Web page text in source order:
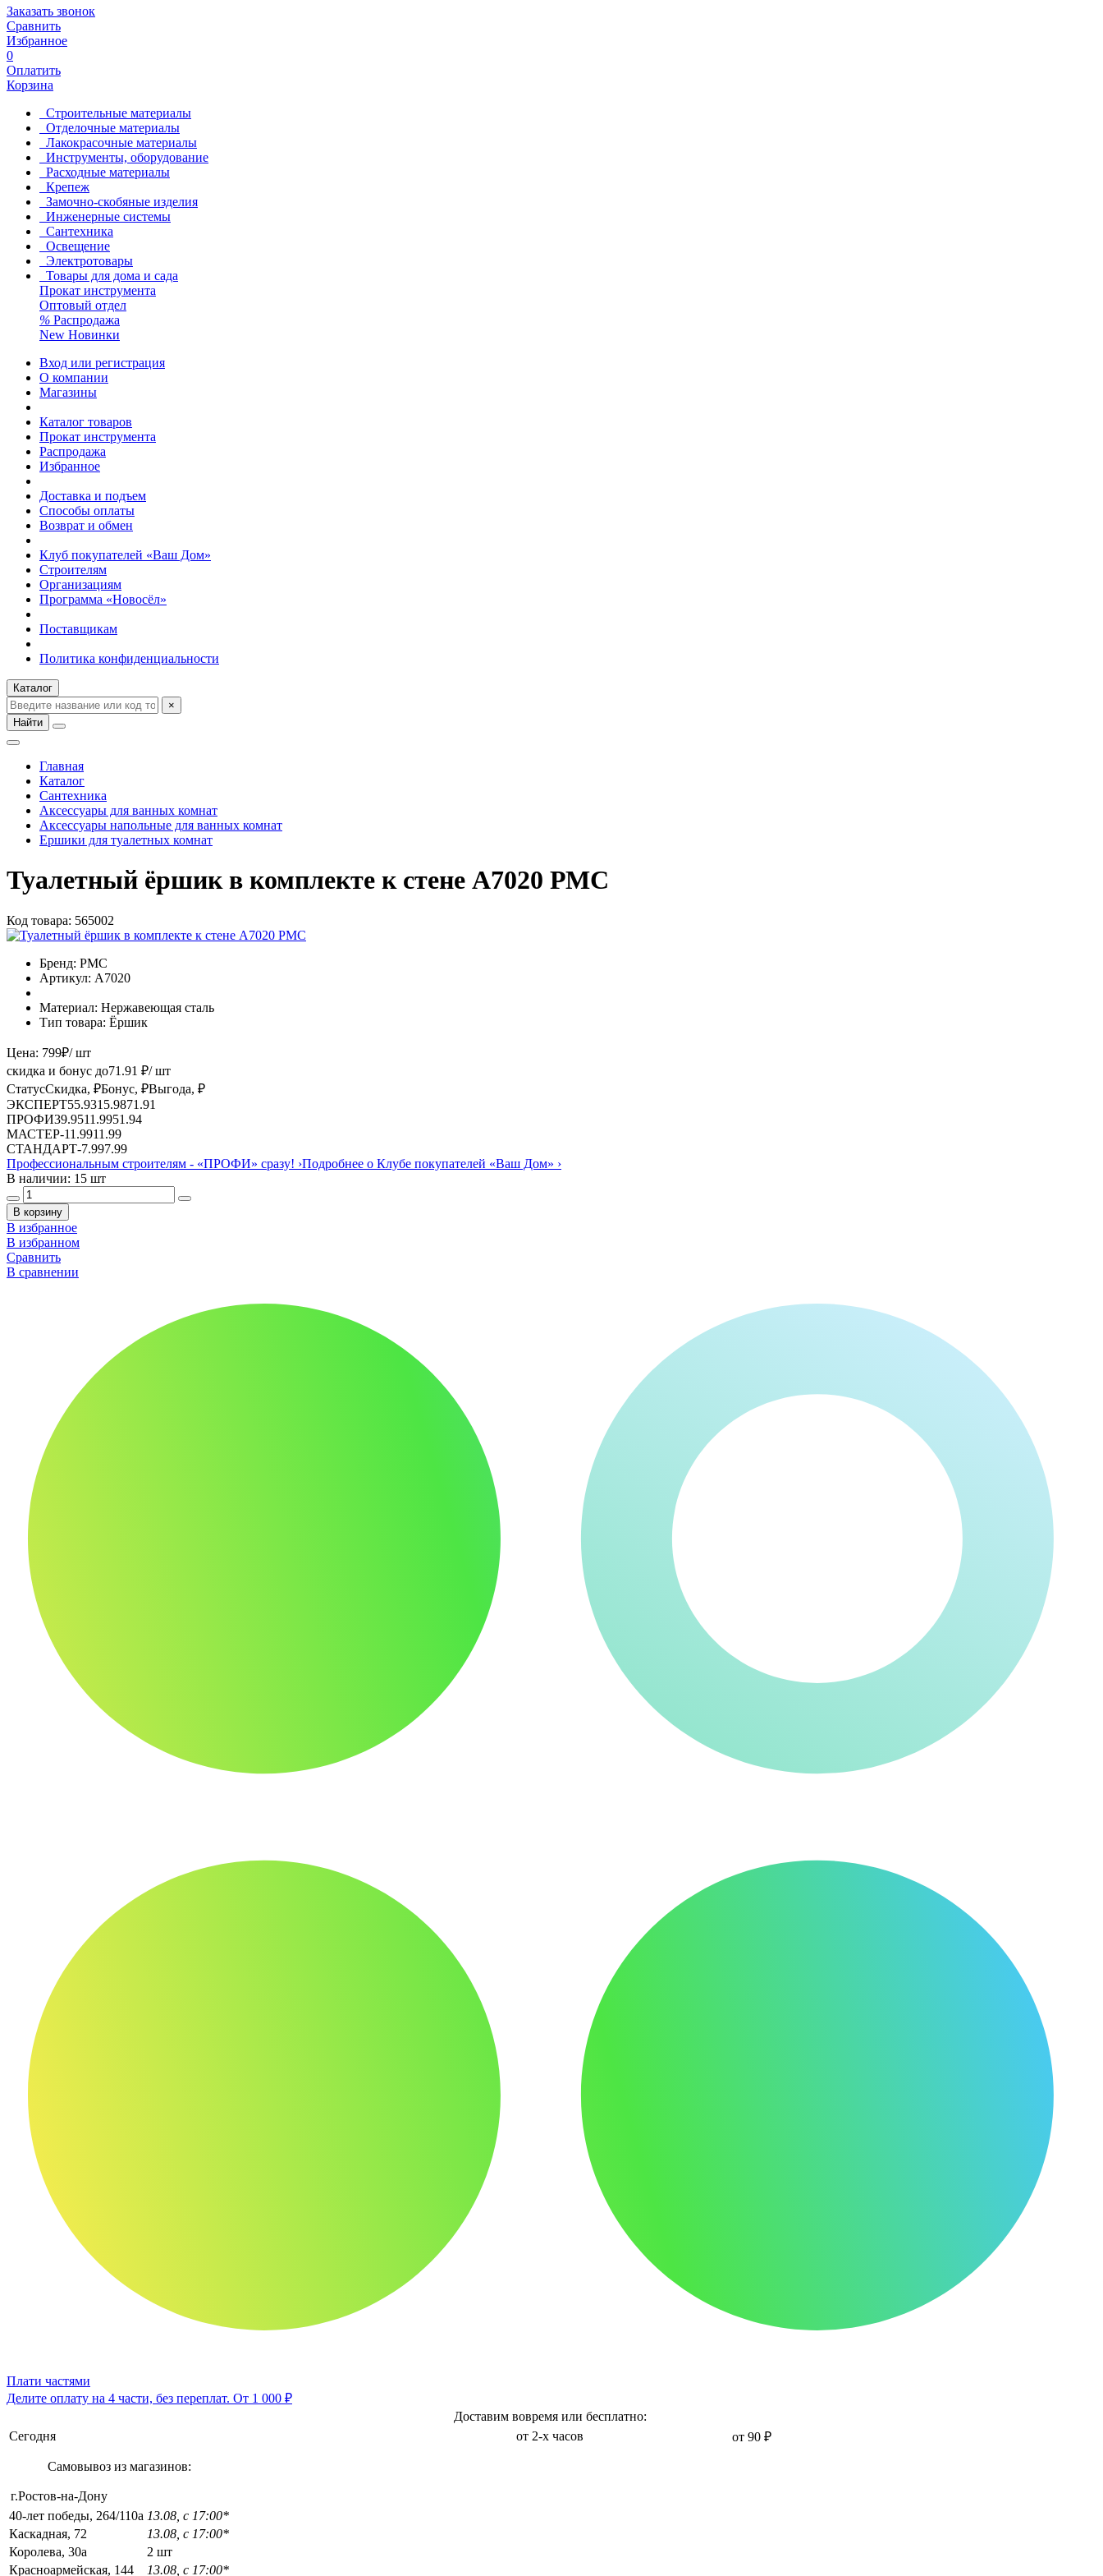
Заказать звонок
Сравнить
Избранное
0
Оплатить
Корзина
Строительные материалы
Отделочные материалы
Лакокрасочные материалы
Инструменты, оборудование
Расходные материалы
Крепеж
Замочно-скобяные изделия
Инженерные системы
Сантехника
Освещение
Электротовары
Товары для дома и сада
Прокат инструмента
Оптовый отдел
% Распродажа
New Новинки
Вход или регистрация
О компании
Магазины
Каталог товаров
Прокат инструмента
Распродажа
Избранное
Доставка и подъем
Способы оплаты
Возврат и обмен
Клуб покупателей «Ваш Дом»
Строителям
Организациям
Программа «Новосёл»
Поставщикам
Политика конфиденциальности
Каталог
×
Найти
Главная
Каталог
Сантехника
Аксессуары для ванных комнат
Аксессуары напольные для ванных комнат
Ершики для туалетных комнат
Туалетный ёршик в комплекте к стене A7020 РМС
Код товара: 565002
Бренд: РМС
Артикул: A7020
Материал: Нержавеющая сталь
Тип товара: Ёршик
Цена: 799₽/ шт
скидка и бонус до71.91 ₽/ шт
СтатусСкидка, ₽Бонус, ₽Выгода, ₽
ЭКСПЕРТ55.9315.9871.91
ПРОФИ39.9511.9951.94
МАСТЕР-11.9911.99
СТАНДАРТ-7.997.99
Профессиональным строителям - «ПРОФИ» сразу! ›Подробнее о Клубе покупателей «Ваш Дом» ›
В наличии: 15 шт
В корзину
В избранное
В избранном
Сравнить
В сравнении
Плати частями
Делите оплату на 4 части, без переплат. От 1 000 ₽
Доставим вовремя или бесплатно:
Сегодня
от 2-х часов от 90 ₽
Самовывоз из магазинов:
г.Ростов-на-Дону
40-лет победы, 264/110а 13.08, с 17:00*
Каскадная, 72
13.08, с 17:00*
Королева, 30а
2 шт
Красноармейская, 144
13.08, с 17:00*